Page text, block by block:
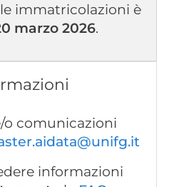
immatricolazioni è
marzo 2026.
o comunicazioni
informazioni